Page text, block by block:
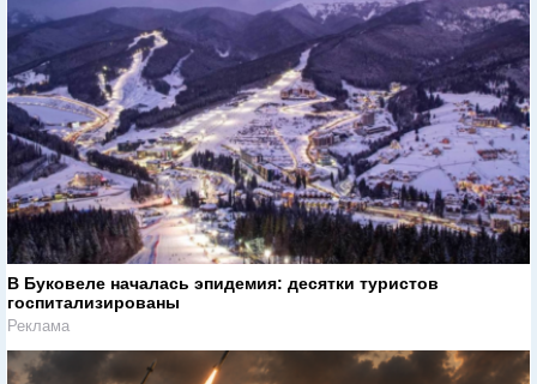
В Буковеле началась эпидемия: десятки туристов
госпитализированы
Реклама